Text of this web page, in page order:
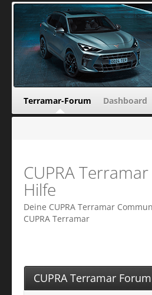
Terramar-Forum Dashboard
CUPRA
Hilfe
Deine CUPRA Terramar
CUPRA Terramar
CUPRA Terramar